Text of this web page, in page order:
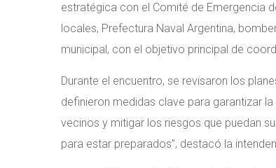
estratégica con el Comité de Emergencia
locales, Prefectura Naval Argentina,
municipal, con el objetivo principal de
Durante el encuentro, se revisaron los
definieron medidas clave para garantizar
vecinos y mitigar los riesgos que puedan
para estar preparados”, destacó la